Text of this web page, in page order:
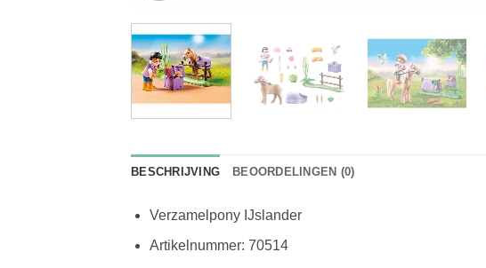
BESCHRIJVING BEOORDELINGEN (0)
Verzamelpony IJslander
Artikelnummer: 70514